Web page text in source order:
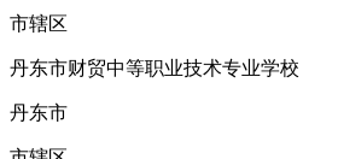
市辖区
丹东市财贸中等职业技术专业学校
丹东市